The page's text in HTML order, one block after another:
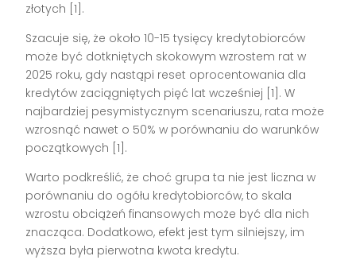
złotych [1].
Szacuje się, że około 10-15 tysięcy kredytobiorców
może być dotkniętych skokowym wzrostem rat w
2025 roku, gdy nastąpi reset oprocentowania dla
kredytów zaciągniętych pięć lat wcześniej [1]. W
najbardziej pesymistycznym scenariuszu, rata może
wzrosnąć nawet o 50% w porównaniu do warunków
początkowych [1].
Warto podkreślić, że choć grupa ta nie jest liczna w
porównaniu do ogółu kredytobiorców, to skala
wzrostu obciążeń finansowych może być dla nich
znacząca. Dodatkowo, efekt jest tym silniejszy, im
wyższa była pierwotna kwota kredytu.